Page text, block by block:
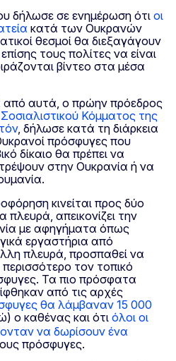
δήλωσε σε ενημέρωση ότι οι
κατά των Ουκρανών
θεσμοί θα διεξαγάγουν
τους πολίτες να είναι
βίντεο στα μέσα
από αυτά, ο πρώην πρόεδρος
Κόμματος της
, δήλωσε κατά τη διάρκεια
πρόσφυγες που
δίκαιο θα πρέπει να
στην Ουκρανία ή να
κινείται προς δύο
πλευρά, απεικονίζει την
με αφηγήματα όπως
εργαστήρια από
πλευρά, προσπαθεί να
τον τοπικό
Τα πιο πρόσφατα
από τις αρχές
θα λάμβαναν 15 000
ο καθένας και ότι όλοι οι
να δωρίσουν ένα
πρόσφυγες.